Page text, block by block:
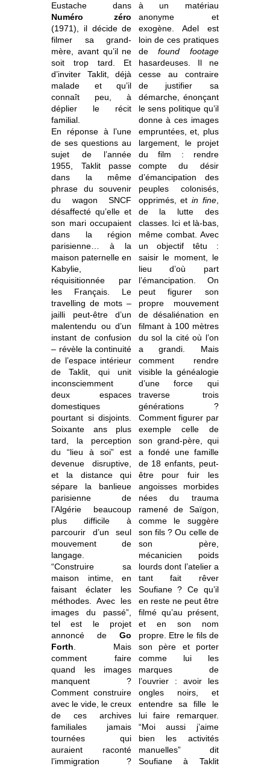
Eustache dans
Numéro zéro
(1971), il décide de
filmer sa grand-
mère, avant qu’il ne
soit trop tard. Et
d’inviter Taklit, déjà
malade et qu’il
connaît peu, à
déplier le récit
familial.
En réponse à l’une
de ses questions au
sujet de l’année
1955, Taklit passe
dans la même
phrase du souvenir
du wagon SNCF
désaffecté qu’elle et
son mari occupaient
dans la région
parisienne… à la
maison paternelle en
Kabylie,
réquisitionnée par
les Français. Le
travelling de mots –
jailli peut-être d’un
malentendu ou d’un
instant de confusion
– révèle la continuité
de l’espace intérieur
de Taklit, qui unit
inconsciemment
deux espaces
domestiques
pourtant si disjoints.
Soixante ans plus
tard, la perception
du “lieu à soi” est
devenue disruptive,
et la distance qui
sépare la banlieue
parisienne de
l’Algérie beaucoup
plus difficile à
parcourir d’un seul
mouvement de
langage.
“Construire sa
maison intime, en
faisant éclater les
méthodes. Avec les
images du passé”,
tel est le projet
annoncé deGo
Forth . Mais
comment faire
quand les images
manquent ?
Comment construire
avec le vide, le creux
de ces archives
familiales jamais
tournées qui
auraient raconté
l’immigration ?
à un matériau
anonyme et
exogène. Adel est
loin de ces pratiques
defound footage
hasardeuses. Il ne
cesse au contraire
de justifier sa
démarche, énonçant
le sens politique qu’il
donne à ces images
empruntées, et, plus
largement, le projet
du film : rendre
compte du désir
d’émancipation des
peuples colonisés,
opprimés, etin fine
de la lutte des
classes. Ici et là-bas,
même combat. Avec
un objectif têtu :
saisir le moment, le
lieu d’où part
l’émancipation. On
peut figurer son
propre mouvement
de désaliénation en
filmant à 100 mètres
du sol la cité où l’on
a grandi. Mais
comment rendre
visible la généalogie
d’une force qui
traverse trois
générations ?
Comment figurer par
exemple celle de
son grand-père, qui
a fondé une famille
de 18 enfants, peut-
être pour fuir les
angoisses morbides
nées du trauma
ramené de Saïgon,
comme le suggère
son fils ? Ou celle de
son père,
mécanicien poids
lourds dont l’atelier a
tant fait rêver
Soufiane ? Ce qu’il
en reste ne peut être
filmé qu’au présent,
et en son nom
propre. Etre le fils de
son père et porter
comme lui les
marques de
l’ouvrier : avoir les
ongles noirs, et
entendre sa fille le
lui faire remarquer.
“Moi aussi j’aime
bien les activités
manuelles” dit
Soufiane à Taklit